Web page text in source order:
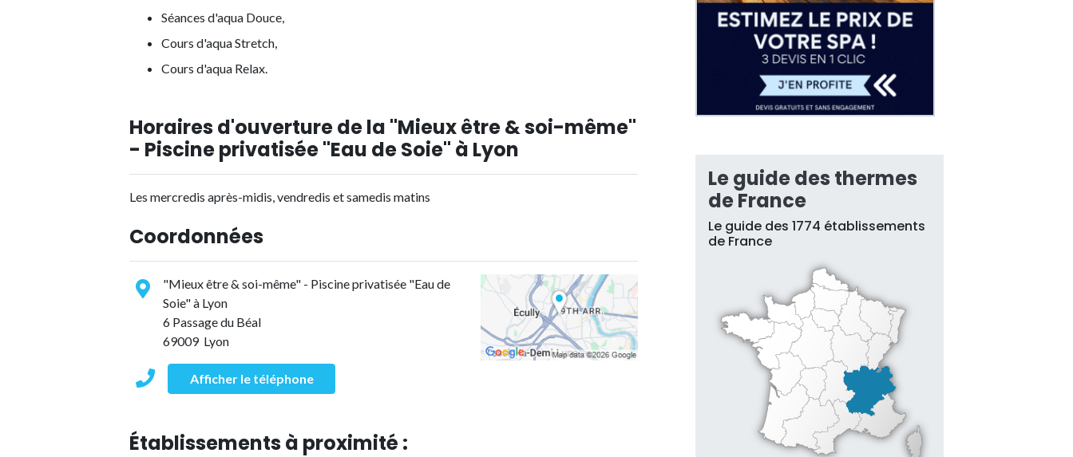
Séances d'aqua Douce,
Cours d'aqua Stretch,
Cours d'aqua Relax.
Horaires d'ouverture de la "Mieux être & soi-même"
- Piscine privatisée "Eau de Soie" à Lyon
Les mercredis après-midis, vendredis et samedis matins
Coordonnées
"Mieux être & soi-même" - Piscine privatisée "Eau de
Soie" à Lyon
6 Passage du Béal
69009 Lyon
Afficher le téléphone
Établissements à proximité :
Le guide des thermes
de France
Le guide des 1774 établissements
de France